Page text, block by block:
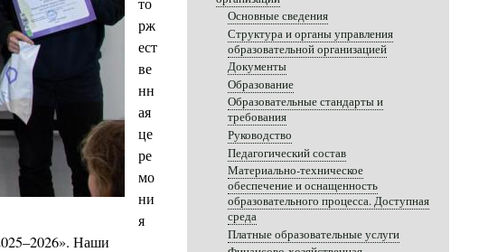
рж
ест
ве
нн
ая
це
ре
мо
ни
я
Наши
Основные сведения
Структура и органы управления
образовательной организацией
Документы
Образование
Образовательные стандарты и
требования
Руководство
Педагогический состав
Материально-техническое
обеспечение и оснащенность
образовательного процесса. Доступная
среда
Платные образовательные услуги